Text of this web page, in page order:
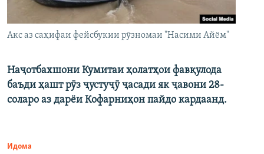
Акс аз саҳифаи фейсбукии рӯзномаи "Насими Айём"
Наҷотбахшони Кумитаи ҳолатҳои фавқулода
баъди ҳашт рӯз ҷустуҷӯ ҷасади як ҷавони 28-
соларо аз дарёи Кофарниҳон пайдо кардаанд.
Идома